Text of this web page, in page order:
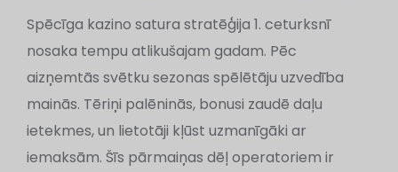
Spēcīga kazino satura stratēģija 1. ceturksnī
nosaka tempu atlikušajam gadam. Pēc
aizņemtās svētku sezonas spēlētāju uzvedība
mainās. Tēriņi palēninās, bonusi zaudē daļu
ietekmes, un lietotāji kļūst uzmanīgāki ar
iemaksām. Šīs pārmaiņas dēļ operatoriem ir